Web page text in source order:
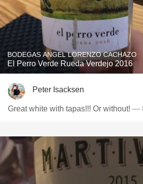
BODEGAS ANGEL LORENZO CACHAZO
El Perro Verde Rueda Verdejo 2016
Peter Isacksen
Great white with tapas!!! Or without! —